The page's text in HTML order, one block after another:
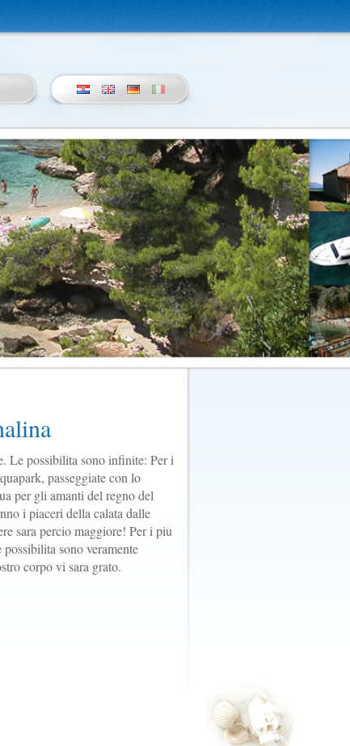
Le possibilita sono infinite: Per i
passeggiate con lo
per gli amanti del regno del
i piaceri della calata dalle
sara percio maggiore! Per i piu
sono veramente
corpo vi sara grato.